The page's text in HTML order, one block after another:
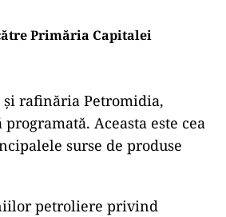
Primăria Capitalei
rafinăria Petromidia,
Aceasta este cea
surse de produse
petroliere privind